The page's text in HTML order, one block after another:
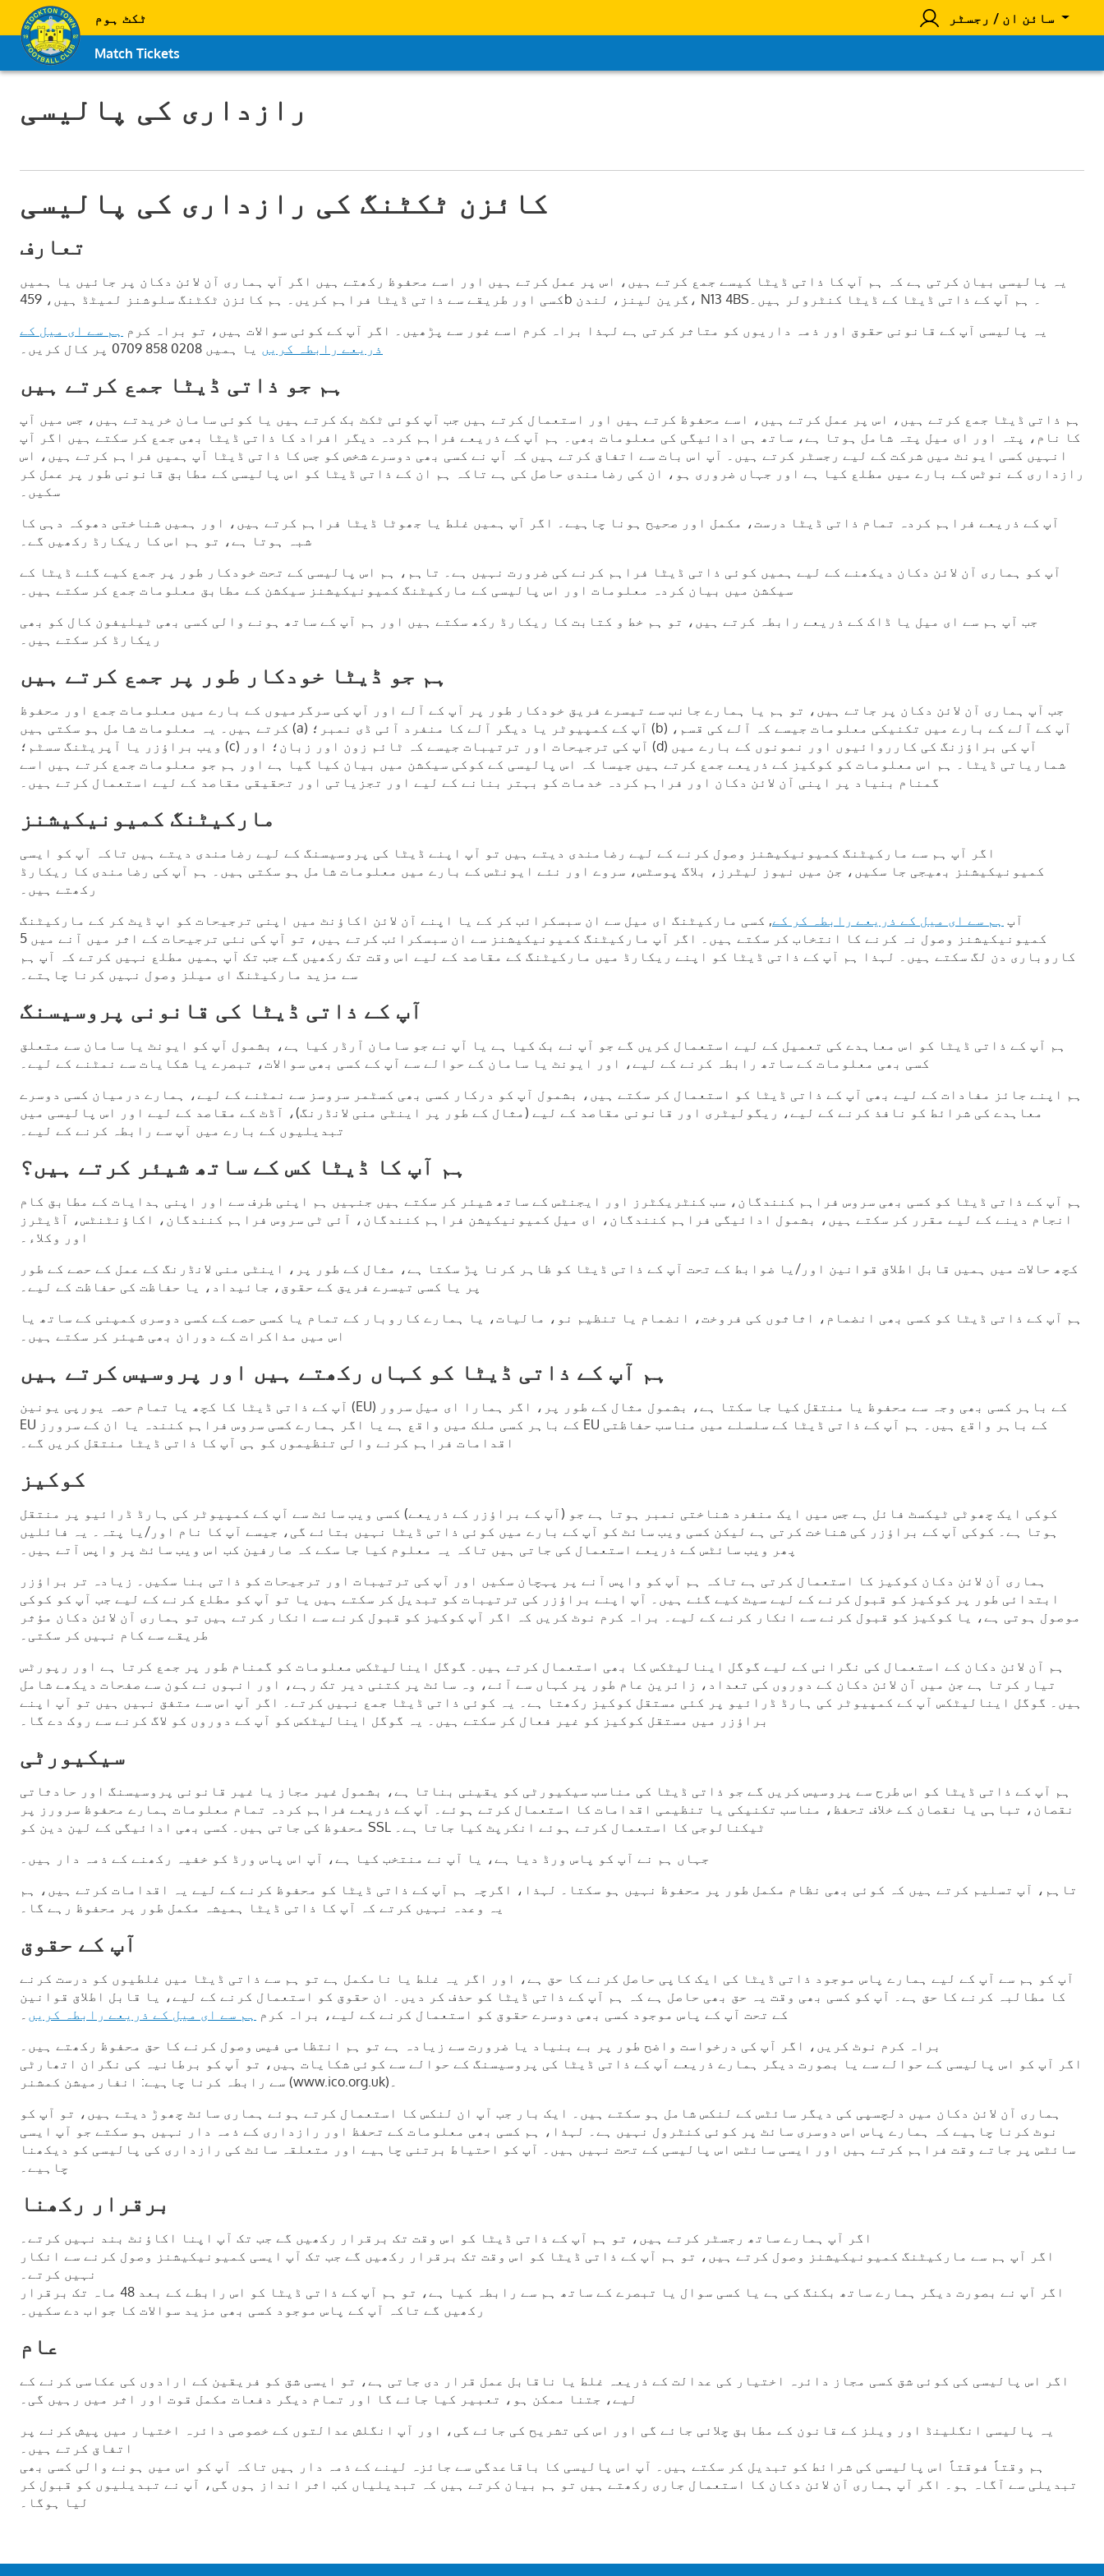
ٹکٹ ہوم
Match Tickets
رازداری کی پالیسی
کائزن ٹکٹنگ کی رازداری کی پالیسی
تعارف
یہ پالیسی بیان کرتی ہے کہ ہم آپ کا ذاتی ڈیٹا کیسے جمع کرتے ہیں، اس پر عمل کرتے ہیں اور اسے محفوظ رکھتے ہیں اگر آپ ہماری آن لائن دکان پر جائیں یا ہمیں
کسی اور طریقے سے ذاتی ڈیٹا فراہم کریں۔ ہم کائزن ٹکٹنگ سلوشنز لمیٹڈ ہیں، 459b گرین لینز، لندن، N13 4BS۔ ہم آپ کے ذاتی ڈیٹا کے ڈیٹا کنٹرولر ہیں۔
یہ پالیسی آپ کے قانونی حقوق اور ذمہ داریوں کو متاثر کرتی ہے لہذا براہ کرم اسے غور سے پڑھیں۔ اگر آپ کے کوئی سوالات ہیں، تو براہ کرم ہم سے ای میل کے
ذریعے رابطہ کریں یا ہمیں 0208 858 0709 پر کال کریں۔
ہم جو ذاتی ڈیٹا جمع کرتے ہیں
ہم ذاتی ڈیٹا جمع کرتے ہیں، اس پر عمل کرتے ہیں، اسے محفوظ کرتے ہیں اور استعمال کرتے ہیں جب آپ کوئی ٹکٹ بک کرتے ہیں یا کوئی سامان خریدتے ہیں، جس میں آپ
کا نام، پتہ اور ای میل پتہ شامل ہوتا ہے، ساتھ ہی ادائیگی کی معلومات بھی۔ ہم آپ کے ذریعے فراہم کردہ دیگر افراد کا ذاتی ڈیٹا بھی جمع کر سکتے ہیں اگر آپ
انہیں کسی ایونٹ میں شرکت کے لیے رجسٹر کرتے ہیں۔ آپ اس بات سے اتفاق کرتے ہیں کہ آپ نے کسی بھی دوسرے شخص کو جس کا ذاتی ڈیٹا آپ ہمیں فراہم کرتے ہیں، اس
رازداری کے نوٹس کے بارے میں مطلع کیا ہے اور جہاں ضروری ہو، ان کی رضامندی حاصل کی ہے تاکہ ہم ان کے ذاتی ڈیٹا کو اس پالیسی کے مطابق قانونی طور پر عمل کر
سکیں۔
آپ کے ذریعے فراہم کردہ تمام ذاتی ڈیٹا درست، مکمل اور صحیح ہونا چاہیے۔ اگر آپ ہمیں غلط یا جھوٹا ڈیٹا فراہم کرتے ہیں، اور ہمیں شناختی دھوکہ دہی کا
شبہ ہوتا ہے، تو ہم اس کا ریکارڈ رکھیں گے۔
آپ کو ہماری آن لائن دکان دیکھنے کے لیے ہمیں کوئی ذاتی ڈیٹا فراہم کرنے کی ضرورت نہیں ہے۔ تاہم، ہم اس پالیسی کے تحت خودکار طور پر جمع کیے گئے ڈیٹا کے
سیکشن میں بیان کردہ معلومات اور اس پالیسی کے مارکیٹنگ کمیونیکیشنز سیکشن کے مطابق معلومات جمع کر سکتے ہیں۔
جب آپ ہم سے ای میل یا ڈاک کے ذریعے رابطہ کرتے ہیں، تو ہم خط و کتابت کا ریکارڈ رکھ سکتے ہیں اور ہم آپ کے ساتھ ہونے والی کسی بھی ٹیلیفون کال کو بھی
ریکارڈ کر سکتے ہیں۔
ہم جو ڈیٹا خودکار طور پر جمع کرتے ہیں
جب آپ ہماری آن لائن دکان پر جاتے ہیں، تو ہم یا ہمارے جانب سے تیسرے فریق خودکار طور پر آپ کے آلے اور آپ کی سرگرمیوں کے بارے میں معلومات جمع اور محفوظ
کرتے ہیں۔ یہ معلومات شامل ہو سکتی ہیں (a) آپ کے کمپیوٹر یا دیگر آلے کا منفرد آئی ڈی نمبر؛ (b) آپ کے آلے کے بارے میں تکنیکی معلومات جیسے کہ آلے کی قسم،
ویب براؤزر یا آپریٹنگ سسٹم؛ (c) آپ کی ترجیحات اور ترتیبات جیسے کہ ٹائم زون اور زبان؛ اور (d) آپ کی براؤزنگ کی کارروائیوں اور نمونوں کے بارے میں
شماریاتی ڈیٹا۔ ہم اس معلومات کو کوکیز کے ذریعے جمع کرتے ہیں جیسا کہ اس پالیسی کے کوکی سیکشن میں بیان کیا گیا ہے اور ہم جو معلومات جمع کرتے ہیں اسے
گمنام بنیاد پر اپنی آن لائن دکان اور فراہم کردہ خدمات کو بہتر بنانے کے لیے اور تجزیاتی اور تحقیقی مقاصد کے لیے استعمال کرتے ہیں۔
مارکیٹنگ کمیونیکیشنز
اگر آپ ہم سے مارکیٹنگ کمیونیکیشنز وصول کرنے کے لیے رضامندی دیتے ہیں تو آپ اپنے ڈیٹا کی پروسیسنگ کے لیے رضامندی دیتے ہیں تاکہ آپ کو ایسی
کمیونیکیشنز بھیجی جا سکیں، جن میں نیوز لیٹرز، بلاگ پوسٹس، سروے اور نئے ایونٹس کے بارے میں معلومات شامل ہو سکتی ہیں۔ ہم آپ کی رضامندی کا ریکارڈ
رکھتے ہیں۔
آپ ہم سے ای میل کے ذریعے رابطہ کر کے, کسی مارکیٹنگ ای میل سے ان سبسکرائب کر کے یا اپنے آن لائن اکاؤنٹ میں اپنی ترجیحات کو اپ ڈیٹ کر کے مارکیٹنگ
کمیونیکیشنز وصول نہ کرنے کا انتخاب کر سکتے ہیں۔ اگر آپ مارکیٹنگ کمیونیکیشنز سے ان سبسکرائب کرتے ہیں، تو آپ کی نئی ترجیحات کے اثر میں آنے میں 5
کاروباری دن لگ سکتے ہیں۔ لہذا ہم آپ کے ذاتی ڈیٹا کو اپنے ریکارڈ میں مارکیٹنگ کے مقاصد کے لیے اس وقت تک رکھیں گے جب تک آپ ہمیں مطلع نہیں کرتے کہ آپ ہم
سے مزید مارکیٹنگ ای میلز وصول نہیں کرنا چاہتے۔
آپ کے ذاتی ڈیٹا کی قانونی پروسیسنگ
ہم آپ کے ذاتی ڈیٹا کو اس معاہدے کی تعمیل کے لیے استعمال کریں گے جو آپ نے بک کیا ہے یا آپ نے جو سامان آرڈر کیا ہے، بشمول آپ کو ایونٹ یا سامان سے متعلق
کسی بھی معلومات کے ساتھ رابطہ کرنے کے لیے، اور ایونٹ یا سامان کے حوالے سے آپ کے کسی بھی سوالات، تبصرے یا شکایات سے نمٹنے کے لیے۔
ہم اپنے جائز مفادات کے لیے بھی آپ کے ذاتی ڈیٹا کو استعمال کر سکتے ہیں، بشمول آپ کو درکار کسی بھی کسٹمر سروسز سے نمٹنے کے لیے، ہمارے درمیان کسی دوسرے
معاہدے کی شرائط کو نافذ کرنے کے لیے، ریگولیٹری اور قانونی مقاصد کے لیے (مثال کے طور پر اینٹی منی لانڈرنگ)، آڈٹ کے مقاصد کے لیے اور اس پالیسی میں
تبدیلیوں کے بارے میں آپ سے رابطہ کرنے کے لیے۔
ہم آپ کا ڈیٹا کس کے ساتھ شیئر کرتے ہیں؟
ہم آپ کے ذاتی ڈیٹا کو کسی بھی سروس فراہم کنندگان، سب کنٹریکٹرز اور ایجنٹس کے ساتھ شیئر کر سکتے ہیں جنہیں ہم اپنی طرف سے اور اپنی ہدایات کے مطابق کام
انجام دینے کے لیے مقرر کر سکتے ہیں، بشمول ادائیگی فراہم کنندگان، ای میل کمیونیکیشن فراہم کنندگان، آئی ٹی سروس فراہم کنندگان، اکاؤنٹنٹس، آڈیٹرز
اور وکلاء۔
کچھ حالات میں ہمیں قابل اطلاق قوانین اور/یا ضوابط کے تحت آپ کے ذاتی ڈیٹا کو ظاہر کرنا پڑ سکتا ہے، مثال کے طور پر، اینٹی منی لانڈرنگ کے عمل کے حصے کے طور
پر یا کسی تیسرے فریق کے حقوق، جائیداد، یا حفاظت کی حفاظت کے لیے۔
ہم آپ کے ذاتی ڈیٹا کو کسی بھی انضمام، اثاثوں کی فروخت، انضمام یا تنظیم نو، مالیات، یا ہمارے کاروبار کے تمام یا کسی حصے کے کسی دوسری کمپنی کے ساتھ یا
اس میں مذاکرات کے دوران بھی شیئر کر سکتے ہیں۔
ہم آپ کے ذاتی ڈیٹا کو کہاں رکھتے ہیں اور پروسیس کرتے ہیں
آپ کے ذاتی ڈیٹا کا کچھ یا تمام حصہ یورپی یونین (EU) کے باہر کسی بھی وجہ سے محفوظ یا منتقل کیا جا سکتا ہے، بشمول مثال کے طور پر، اگر ہمارا ای میل سرور
EU کے باہر کسی ملک میں واقع ہے یا اگر ہمارے کسی سروس فراہم کنندہ یا ان کے سرورز EU کے باہر واقع ہیں۔ ہم آپ کے ذاتی ڈیٹا کے سلسلے میں مناسب حفاظتی
اقدامات فراہم کرنے والی تنظیموں کو ہی آپ کا ذاتی ڈیٹا منتقل کریں گے۔
کوکیز
کوکی ایک چھوٹی ٹیکسٹ فائل ہے جس میں ایک منفرد شناختی نمبر ہوتا ہے جو (آپ کے براؤزر کے ذریعے) کسی ویب سائٹ سے آپ کے کمپیوٹر کی ہارڈ ڈرائیو پر منتقل
ہوتا ہے۔ کوکی آپ کے براؤزر کی شناخت کرتی ہے لیکن کسی ویب سائٹ کو آپ کے بارے میں کوئی ذاتی ڈیٹا نہیں بتائے گی، جیسے آپ کا نام اور/یا پتہ۔ یہ فائلیں
پھر ویب سائٹس کے ذریعے استعمال کی جاتی ہیں تاکہ یہ معلوم کیا جا سکے کہ صارفین کب اس ویب سائٹ پر واپس آتے ہیں۔
ہماری آن لائن دکان کوکیز کا استعمال کرتی ہے تاکہ ہم آپ کو واپس آنے پر پہچان سکیں اور آپ کی ترتیبات اور ترجیحات کو ذاتی بنا سکیں۔ زیادہ تر براؤزر
ابتدائی طور پر کوکیز کو قبول کرنے کے لیے سیٹ کیے گئے ہیں۔ آپ اپنے براؤزر کی ترتیبات کو تبدیل کر سکتے ہیں یا تو آپ کو مطلع کرنے کے لیے جب آپ کو کوکی
موصول ہوتی ہے، یا کوکیز کو قبول کرنے سے انکار کرنے کے لیے۔ براہ کرم نوٹ کریں کہ اگر آپ کوکیز کو قبول کرنے سے انکار کرتے ہیں تو ہماری آن لائن دکان مؤثر
طریقے سے کام نہیں کر سکتی۔
ہم آن لائن دکان کے استعمال کی نگرانی کے لیے گوگل اینالیٹکس کا بھی استعمال کرتے ہیں۔ گوگل اینالیٹکس معلومات کو گمنام طور پر جمع کرتا ہے اور رپورٹس
تیار کرتا ہے جن میں آن لائن دکان کے دوروں کی تعداد، زائرین عام طور پر کہاں سے آئے، وہ سائٹ پر کتنی دیر تک رہے، اور انہوں نے کون سے صفحات دیکھے شامل
ہیں۔ گوگل اینالیٹکس آپ کے کمپیوٹر کی ہارڈ ڈرائیو پر کئی مستقل کوکیز رکھتا ہے۔ یہ کوئی ذاتی ڈیٹا جمع نہیں کرتے۔ اگر آپ اس سے متفق نہیں ہیں تو آپ اپنے
براؤزر میں مستقل کوکیز کو غیر فعال کر سکتے ہیں۔ یہ گوگل اینالیٹکس کو آپ کے دوروں کو لاگ کرنے سے روک دے گا۔
سیکیورٹی
ہم آپ کے ذاتی ڈیٹا کو اس طرح سے پروسیس کریں گے جو ذاتی ڈیٹا کی مناسب سیکیورٹی کو یقینی بناتا ہے، بشمول غیر مجاز یا غیر قانونی پروسیسنگ اور حادثاتی
نقصان، تباہی یا نقصان کے خلاف تحفظ، مناسب تکنیکی یا تنظیمی اقدامات کا استعمال کرتے ہوئے۔ آپ کے ذریعے فراہم کردہ تمام معلومات ہمارے محفوظ سرورز پر
محفوظ کی جاتی ہیں۔ کسی بھی ادائیگی کے لین دین کو SSL ٹیکنالوجی کا استعمال کرتے ہوئے انکرپٹ کیا جاتا ہے۔
جہاں ہم نے آپ کو پاس ورڈ دیا ہے، یا آپ نے منتخب کیا ہے، آپ اس پاس ورڈ کو خفیہ رکھنے کے ذمہ دار ہیں۔
تاہم، آپ تسلیم کرتے ہیں کہ کوئی بھی نظام مکمل طور پر محفوظ نہیں ہو سکتا۔ لہذا، اگرچہ ہم آپ کے ذاتی ڈیٹا کو محفوظ کرنے کے لیے یہ اقدامات کرتے ہیں، ہم
یہ وعدہ نہیں کرتے کہ آپ کا ذاتی ڈیٹا ہمیشہ مکمل طور پر محفوظ رہے گا۔
آپ کے حقوق
آپ کو ہم سے آپ کے لیے ہمارے پاس موجود ذاتی ڈیٹا کی ایک کاپی حاصل کرنے کا حق ہے، اور اگر یہ غلط یا نامکمل ہے تو ہم سے ذاتی ڈیٹا میں غلطیوں کو درست کرنے
کا مطالبہ کرنے کا حق ہے۔ آپ کو کسی بھی وقت یہ حق بھی حاصل ہے کہ ہم آپ کے ذاتی ڈیٹا کو حذف کر دیں۔ ان حقوق کو استعمال کرنے کے لیے، یا قابل اطلاق قوانین
کے تحت آپ کے پاس موجود کسی بھی دوسرے حقوق کو استعمال کرنے کے لیے، براہ کرم ہم سے ای میل کے ذریعے رابطہ کریں ۔
براہ کرم نوٹ کریں، اگر آپ کی درخواست واضح طور پر بے بنیاد یا ضرورت سے زیادہ ہے تو ہم انتظامی فیس وصول کرنے کا حق محفوظ رکھتے ہیں۔
اگر آپ کو اس پالیسی کے حوالے سے یا بصورت دیگر ہمارے ذریعے آپ کے ذاتی ڈیٹا کی پروسیسنگ کے حوالے سے کوئی شکایات ہیں، تو آپ کو برطانیہ کی نگران اتھارٹی
سے رابطہ کرنا چاہیے: انفارمیشن کمشنر (www.ico.org.uk)۔
ہماری آن لائن دکان میں دلچسپی کی دیگر سائٹس کے لنکس شامل ہو سکتے ہیں۔ ایک بار جب آپ ان لنکس کا استعمال کرتے ہوئے ہماری سائٹ چھوڑ دیتے ہیں، تو آپ کو
نوٹ کرنا چاہیے کہ ہمارے پاس اس دوسری سائٹ پر کوئی کنٹرول نہیں ہے۔ لہذا، ہم کسی بھی معلومات کے تحفظ اور رازداری کے ذمہ دار نہیں ہو سکتے جو آپ ایسی
سائٹس پر جاتے وقت فراہم کرتے ہیں اور ایسی سائٹس اس پالیسی کے تحت نہیں ہیں۔ آپ کو احتیاط برتنی چاہیے اور متعلقہ سائٹ کی رازداری کی پالیسی کو دیکھنا
چاہیے۔
برقرار رکھنا
اگر آپ ہمارے ساتھ رجسٹر کرتے ہیں، تو ہم آپ کے ذاتی ڈیٹا کو اس وقت تک برقرار رکھیں گے جب تک آپ اپنا اکاؤنٹ بند نہیں کرتے۔
اگر آپ ہم سے مارکیٹنگ کمیونیکیشنز وصول کرتے ہیں، تو ہم آپ کے ذاتی ڈیٹا کو اس وقت تک برقرار رکھیں گے جب تک آپ ایسی کمیونیکیشنز وصول کرنے سے انکار
نہیں کرتے۔
اگر آپ نے بصورت دیگر ہمارے ساتھ بکنگ کی ہے یا کسی سوال یا تبصرے کے ساتھ ہم سے رابطہ کیا ہے، تو ہم آپ کے ذاتی ڈیٹا کو اس رابطے کے بعد 48 ماہ تک برقرار
رکھیں گے تاکہ آپ کے پاس موجود کسی بھی مزید سوالات کا جواب دے سکیں۔
عام
اگر اس پالیسی کی کوئی شق کسی مجاز دائرہ اختیار کی عدالت کے ذریعہ غلط یا ناقابل عمل قرار دی جاتی ہے، تو ایسی شق کو فریقین کے ارادوں کی عکاسی کرنے کے
لیے، جتنا ممکن ہو، تعبیر کیا جائے گا اور تمام دیگر دفعات مکمل قوت اور اثر میں رہیں گی۔
یہ پالیسی انگلینڈ اور ویلز کے قانون کے مطابق چلائی جائے گی اور اس کی تشریح کی جائے گی، اور آپ انگلش عدالتوں کے خصوصی دائرہ اختیار میں پیش کرنے پر
اتفاق کرتے ہیں۔
ہم وقتاً فوقتاً اس پالیسی کی شرائط کو تبدیل کر سکتے ہیں۔ آپ اس پالیسی کا باقاعدگی سے جائزہ لینے کے ذمہ دار ہیں تاکہ آپ کو اس میں ہونے والی کسی بھی
تبدیلی سے آگاہ ہو۔ اگر آپ ہماری آن لائن دکان کا استعمال جاری رکھتے ہیں تو ہم بیان کرتے ہیں کہ تبدیلیاں کب اثر انداز ہوں گی، آپ نے تبدیلیوں کو قبول کر
لیا ہوگا۔